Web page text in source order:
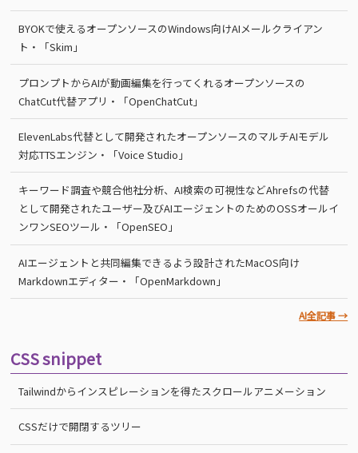
BYOKで使えるオープンソースのWindows向けAIメールクライアン
ト・「Skim」
プロンプトからAIが動画編集を行ってくれるオープンソースの
ChatCut代替アプリ・「OpenChatCut」
ElevenLabs代替として開発されたオープンソースのマルチAIモデル
対応TTSエンジン・「Voice Studio」
キーワード調査や競合他社分析、AI検索の可視性などAhrefsの代替
として開発されたユーザー及びAIエージェントのためのOSSオールイ
ンワンSEOツール・「OpenSEO」
AIエージェントと共同編集できるよう設計されたMacOS向け
Markdownエディター・「OpenMarkdown」
AI全記事 →
CSS snippet
Tailwindからインスピレーションを得たスクロールアニメーション
CSSだけで開閉するツリー